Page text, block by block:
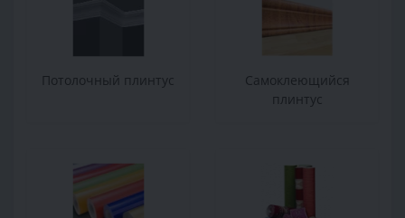
Потолочный плинтус
Самоклеющийся
плинтус